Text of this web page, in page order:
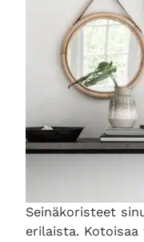
Seinäkoristeet
erilaista.